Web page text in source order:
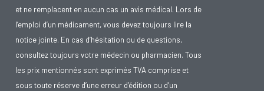
et ne remplacent en aucun cas un avis médical. Lors de
l’emploi d’un médicament, vous devez toujours lire la
notice jointe. En cas d’hésitation ou de questions,
consultez toujours votre médecin ou pharmacien. Tous
les prix mentionnés sont exprimés TVA comprise et
sous toute réserve d’une erreur d’édition ou d’un